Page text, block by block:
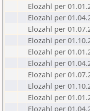
Elozahl per
Elozahl per
Elozahl per
Elozahl per
Elozahl per
Elozahl per
Elozahl per
Elozahl per
Elozahl per
Elozahl per